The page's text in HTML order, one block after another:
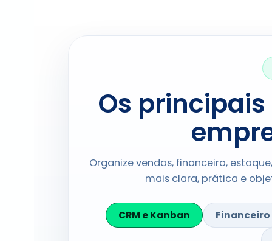
Os
Organize vendas, financeiro,
mais clara, prática e
CRM e Kanban Financeiro